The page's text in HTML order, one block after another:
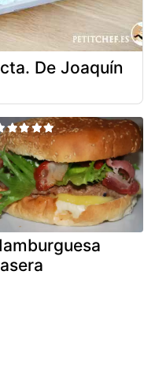
De Joaquín